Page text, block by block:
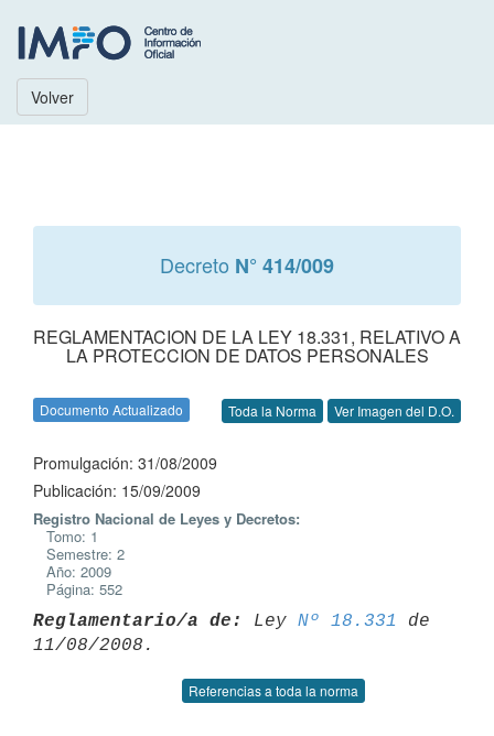
Volver
Decreto N° 414/009
REGLAMENTACION DE LA LEY 18.331, RELATIVO A
LA PROTECCION DE DATOS PERSONALES
Documento Actualizado Toda la Norma Ver Imagen del D.O.
Promulgación: 31/08/2009
Publicación: 15/09/2009
Registro Nacional de Leyes y Decretos:
Tomo: 1
Semestre: 2
Año: 2009
Página: 552
Reglamentario/a de: Ley Nº 18.331
de
Referencias a toda la norma